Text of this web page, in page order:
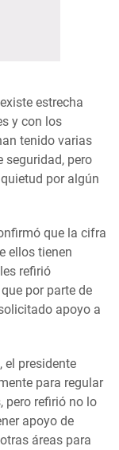
estrecha
y con los
tenido varias
seguridad, pero
por algún
que la cifra
ellos tienen
refirió
por parte de
apoyo a
el presidente
para regular
pero refirió no lo
apoyo de
áreas para